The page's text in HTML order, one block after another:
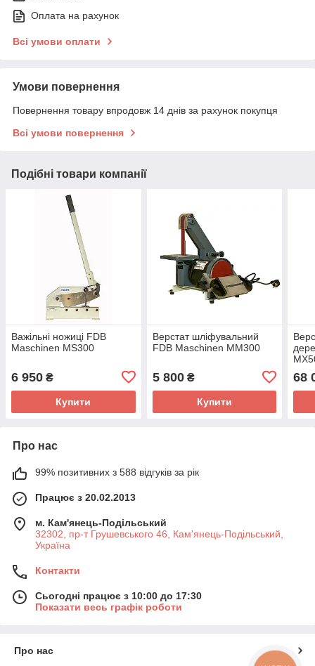
Оплата на рахунок
Всі умови оплати
Умови повернення
Повернення товару впродовж 14 днів за рахунок покупця
Всі умови повернення
Подібні товари компанії
Важільні ножиці FDB
Maschinen MS300
6 950 ₴
Купити
Верстат шліфувальний
FDB Maschinen MM300
5 800₴
Купити
68
Про нас
99% позитивних з 588 відгуків за рік
Працює з 20.02.2013
м. Кам'янець-Подільський
32302, пр-т Грушевського 46, Кам'янець-Подільський,
Україна
Контакти
Сьогодні працює з 10:00 до 17:30
Показати весь графік роботи
Про нас